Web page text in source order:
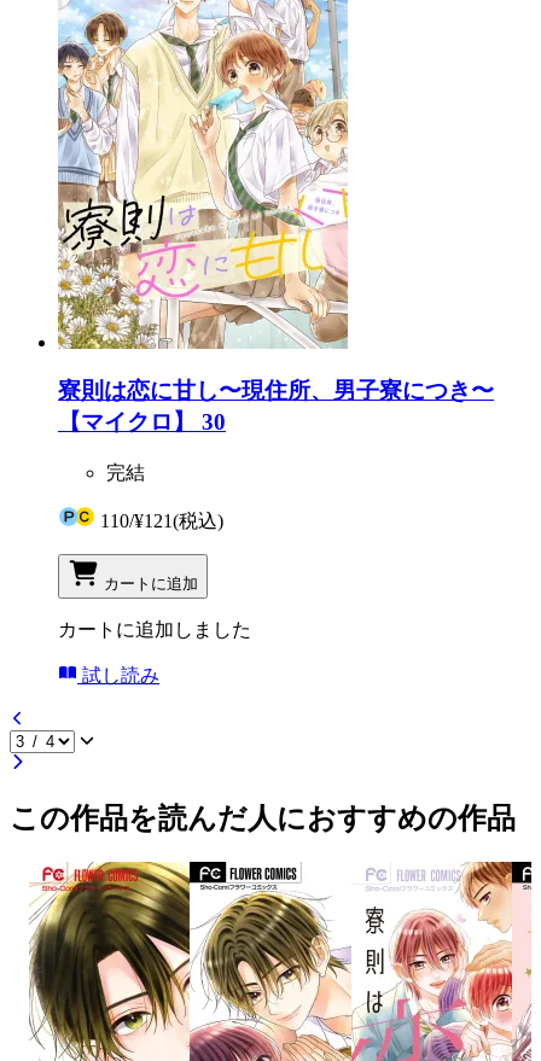
寮則は恋に甘し〜現住所、男子寮につき〜
【マイクロ】 30
完結
110/¥121(税込)
カートに追加
カートに追加しました
試し読み
この作品を読んだ人におすすめの作品